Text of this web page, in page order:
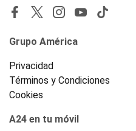
Grupo América
Privacidad
Términos y Condiciones
Cookies
A24 en tu móvil